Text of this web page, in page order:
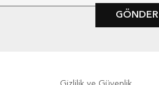
GÖNDER